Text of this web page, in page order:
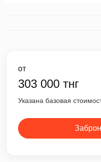
от
303 000 тнг
Указана базовая